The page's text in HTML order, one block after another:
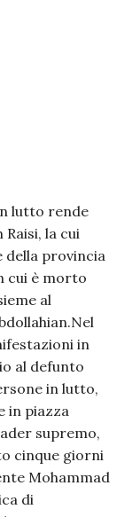
lutto rende
la cui
della provincia
cui è morto
al
in
al defunto
in lutto,
in piazza
supremo,
cinque giorni
Mohammad
di